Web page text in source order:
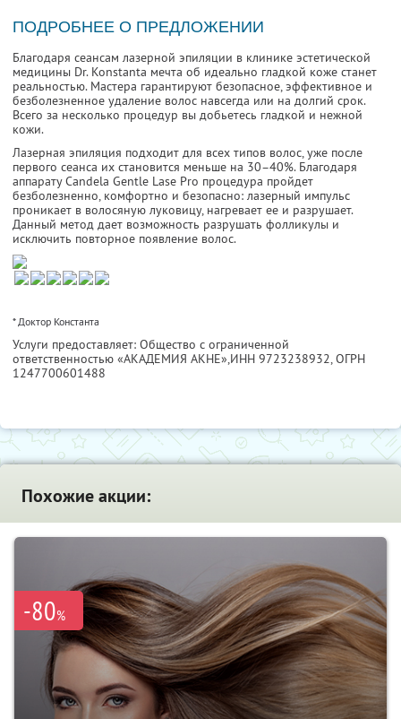
ПОДРОБНЕЕ О ПРЕДЛОЖЕНИИ
Благодаря сеансам лазерной эпиляции в клинике эстетической
медицины Dr. Konstanta мечта об идеально гладкой коже станет
реальностью. Мастера гарантируют безопасное, эффективное и
безболезненное удаление волос навсегда или на долгий срок.
Всего за несколько процедур вы добьетесь гладкой и нежной
кожи.
Лазерная эпиляция подходит для всех типов волос, уже после
первого сеанса их становится меньше на 30–40%. Благодаря
аппарату Candela Gentle Lase Pro процедура пройдет
безболезненно, комфортно и безопасно: лазерный импульс
проникает в волосяную луковицу, нагревает ее и разрушает.
Данный метод дает возможность разрушать фолликулы и
исключить повторное появление волос.
* Доктор Константа
Услуги предоставляет: Общество с ограниченной
ответственностью «АКАДЕМИЯ АКНЕ»,ИНН 9723238932, ОГРН
1247700601488
Похожие акции:
-80%